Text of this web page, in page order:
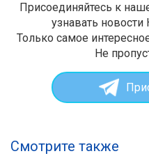
Присоединяйтесь к
узнавать
Только самое
Не
Смотрите также